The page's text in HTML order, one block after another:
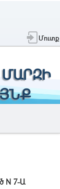
Մուտք
N 7-Ա